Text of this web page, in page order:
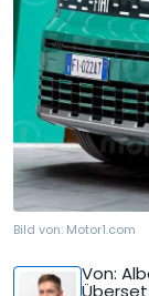
Bild von: Motor1.com
Von: